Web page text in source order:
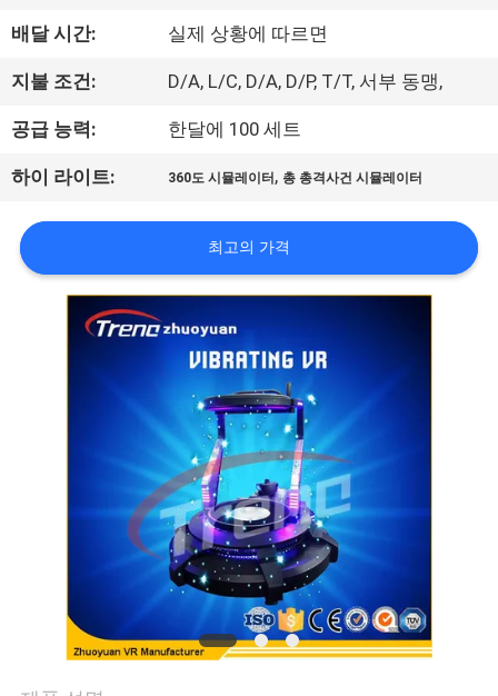
공
장
견
학
품
배달 시간: 실제 상황에 따르면
지불 조건: D/A, L/C, D/A, D/P, T/T, 서부 동맹,
공급 능력: 한달에 100 세트
하이 라이트: 360도 시뮬레이터 , 총 총격사건 시뮬레이터
최고의 가격